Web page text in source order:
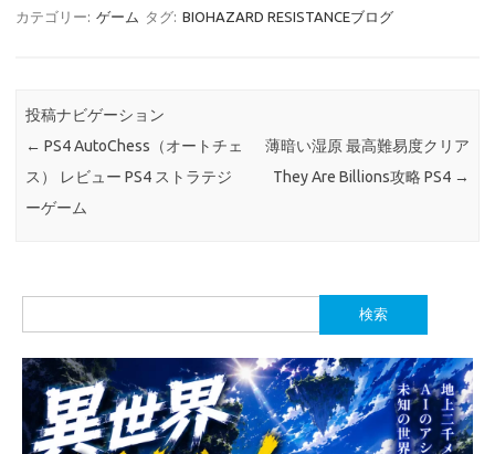
カテゴリー: ゲーム タグ: BIOHAZARD RESISTANCEブログ
投稿ナビゲーション
← PS4 AutoChess（オートチェ
ス） レビュー PS4 ストラテジ
ーゲーム
薄暗い湿原 最高難易度クリア
They Are Billions攻略 PS4 →
索: